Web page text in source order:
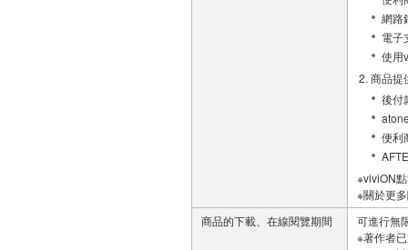
網路
電子
使用
商品提
後付
便利
※viviON
※關於更
商品的下載、在線閱覽期間
可進行無
※著作者